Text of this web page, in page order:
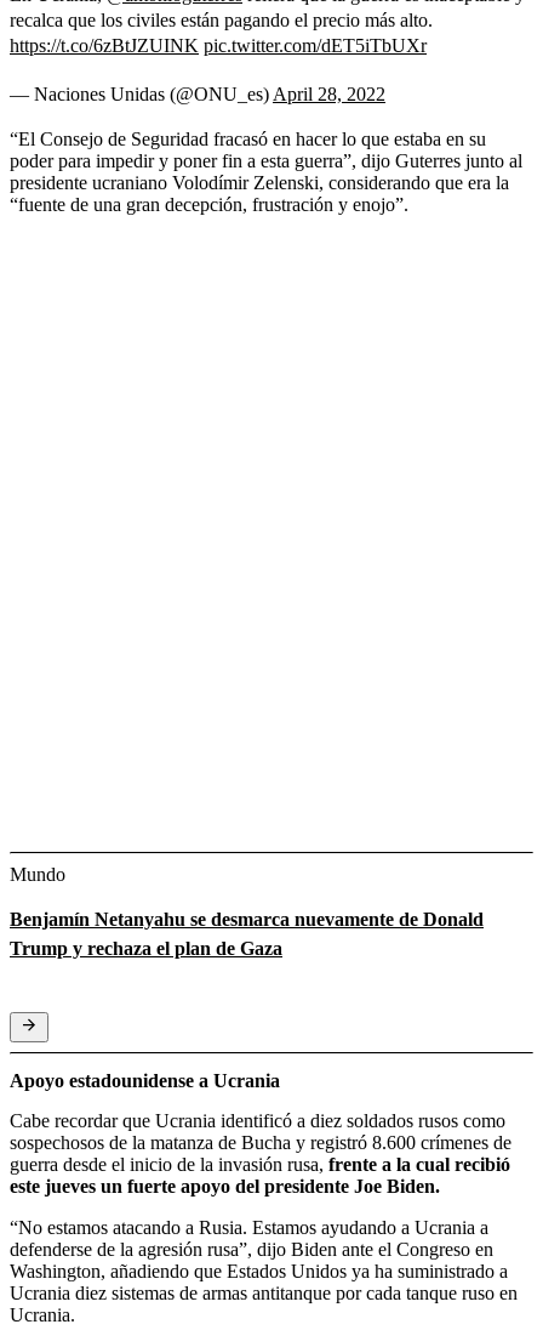
recalca que los civiles están pagando el precio más alto.
https://t.co/6zBtJZUINK pic.twitter.com/dET5iTbUXr
— Naciones Unidas (@ONU_es) April 28, 2022
“El Consejo de Seguridad fracasó en hacer lo que estaba en su
poder para impedir y poner fin a esta guerra”, dijo Guterres junto al
presidente ucraniano Volodímir Zelenski, considerando que era la
“fuente de una gran decepción, frustración y enojo”.
Mundo
Benjamín Netanyahu se desmarca nuevamente de Donald
Trump y rechaza el plan de Gaza
Apoyo estadounidense a Ucrania
Cabe recordar que Ucrania identificó a diez soldados rusos como
sospechosos de la matanza de Bucha y registró 8.600 crímenes de
guerra desde el inicio de la invasión rusa, frente a la cual recibió
este jueves un fuerte apoyo del presidente Joe Biden.
“No estamos atacando a Rusia. Estamos ayudando a Ucrania a
defenderse de la agresión rusa”, dijo Biden ante el Congreso en
Washington, añadiendo que Estados Unidos ya ha suministrado a
Ucrania diez sistemas de armas antitanque por cada tanque ruso en
Ucrania.